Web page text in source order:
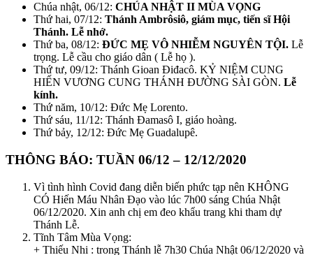
Chúa nhật, 06/12: CHÚA NHẬT II MÙA VỌNG
Thứ hai, 07/12: Thánh Ambrôsiô, giám mục, tiến sĩ Hội
Thánh. Lễ nhớ.
Thứ ba, 08/12: ĐỨC MẸ VÔ NHIỄM NGUYÊN TỘI. Lễ
trọng. Lễ cầu cho giáo dân ( Lễ họ ).
Thứ tư, 09/12: Thánh Gioan Điđacô. KỶ NIỆM CUNG
HIẾN VƯƠNG CUNG THÁNH ĐƯỜNG SÀI GÒN. Lễ
kính.
Thứ năm, 10/12: Đức Mẹ Lorento.
Thứ sáu, 11/12: Thánh Đamasô I, giáo hoàng.
Thứ bảy, 12/12: Đức Mẹ Guadalupê.
THÔNG BÁO: TUẦN 06/12 – 12/12/2020
Vì tình hình Covid đang diễn biến phức tạp nên KHÔNG
CÓ Hiến Máu Nhân Đạo vào lúc 7h00 sáng Chúa Nhật
06/12/2020. Xin anh chị em đeo khẩu trang khi tham dự
Thánh Lễ.
Tĩnh Tâm Mùa Vọng:
+ Thiếu Nhi : trong Thánh lễ 7h30 Chúa Nhật 06/12/2020 và